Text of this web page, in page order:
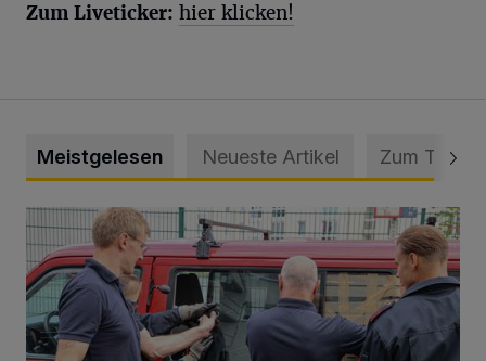
Zum Liveticker: hier klicken!
Meistgelesen Neueste Artikel Zum Thema
Feuerwehr befreit Kind aus verschlossenem VW Bulli